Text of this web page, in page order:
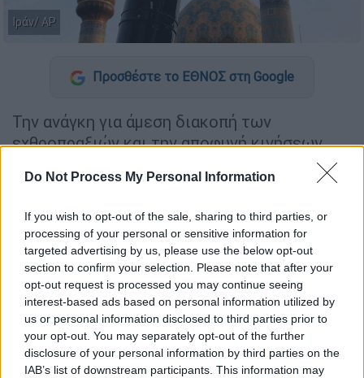
Do Not Process My Personal Information
If you wish to opt-out of the sale, sharing to third parties, or
processing of your personal or sensitive information for
targeted advertising by us, please use the below opt-out
section to confirm your selection. Please note that after your
opt-out request is processed you may continue seeing
interest-based ads based on personal information utilized by
us or personal information disclosed to third parties prior to
your opt-out. You may separately opt-out of the further
disclosure of your personal information by third parties on the
IAB’s list of downstream participants. This information may
Ιράν/ ΑP
Προσθέστε το ΕΘΝΟΣ στη Google
Την ανάγκη για άμεση διακοπή των
εχθροπραξιών και την αποφυγή κινήσεων
ευρύτερη σύγκρουση στην περιοχή, τονίζει
Εξωτερικών.
Εκφράζεται επίσης βαθιά ανησυχία για τις
πρόσφατες «αντεπιθέσεις»μεταξύ Ιράν και
Ισραήλ, οι οποίες φαίνεται να πυροδοτούν
την πιθανότητα μίας μόνιμης σύγκρουσης,
καλώντας τη διεθνή κοινότητα σε άμεση και
αποτελεσματική αντίδραση.